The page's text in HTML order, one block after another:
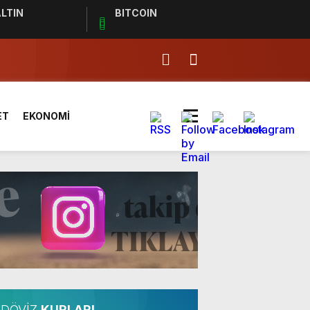
BITCOIN
toplumun olmazsa olmaz
EKONOMİ